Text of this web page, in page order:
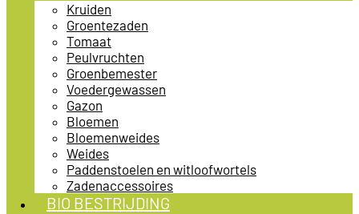
Kruiden
Groentezaden
Tomaat
Peulvruchten
Groenbemester
Voedergewassen
Gazon
Bloemen
Bloemenweides
Weides
Paddenstoelen en witloofwortels
Zadenaccessoires
BIO BESTRIJDING